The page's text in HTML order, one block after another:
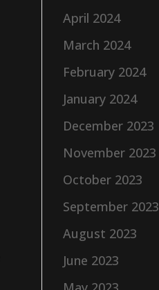
April 2024
March 2024
February 2024
January 2024
December 2023
November 2023
October 2023
September 2023
August 2023
June 2023